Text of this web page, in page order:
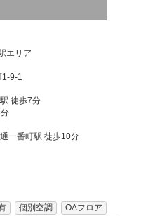
エリア
9-1
徒歩7分
一番町駅 徒歩10分
個別空調
OAフロア